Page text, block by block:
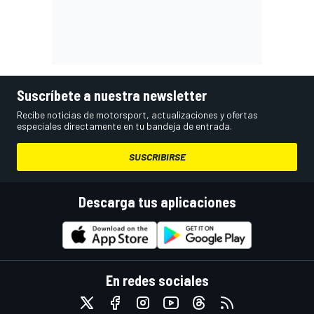
Suscríbete a nuestra newsletter
Recibe noticias de motorsport, actualizaciones y ofertas
especiales directamente en tu bandeja de entrada.
SUSCRIBIRSE
Descarga tus aplicaciones
En redes sociales